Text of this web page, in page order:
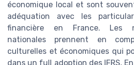
économique local et sont
adéquation avec les
financière en France. Les
nationales prennent en
culturelles et économiques qui
dans un full adoption des IFRS.